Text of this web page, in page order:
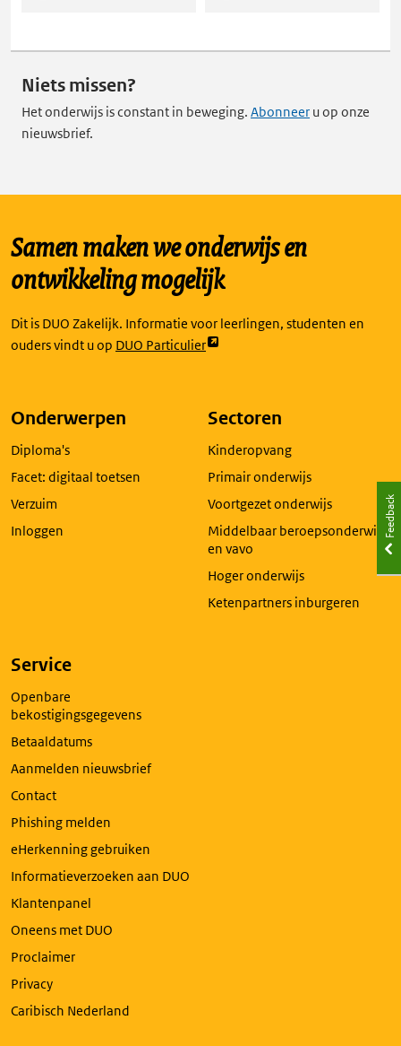
Niets missen?
Het onderwijs is constant in beweging. Abonneer u op onze
nieuwsbrief.
Samen maken we onderwijs en
ontwikkeling mogelijk
Dit is DUO Zakelijk. Informatie voor leerlingen, studenten en
ouders vindt u op DUO Particulier
Link
in
nieuw
Onderwerpen
Diploma's
Facet: digitaal toetsen
Verzuim
Inloggen
Sectoren
Kinderopvang
Primair onderwijs
Voortgezet onderwijs
Middelbaar beroepsonderwijs
en vavo
Hoger onderwijs
Ketenpartners inburgeren
Service
Openbare
bekostigingsgegevens
Betaaldatums
Aanmelden nieuwsbrief
Contact
Phishing melden
eHerkenning gebruiken
Informatieverzoeken aan DUO
Klantenpanel
Oneens met DUO
Proclaimer
Privacy
Caribisch Nederland
Feedback